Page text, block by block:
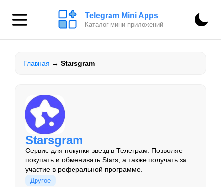
Telegram Mini Apps
Каталог мини приложений
Главная → Starsgram
Starsgram
Сервис для покупки звезд в Телеграм. Позволяет
покупать и обменивать Stars, а также получать за
участие в реферальной программе.
Другое